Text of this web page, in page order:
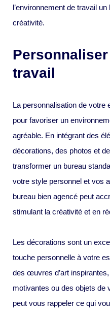
l’environnement de travail
créativité.
travail
La personnalisation de votre
pour favoriser un
agréable. En intégrant des
décorations, des photos et
transformer un bureau
votre style personnel et vos
bureau bien agencé peut
stimulant la créativité et en
Les décorations sont un
touche personnelle à votre
des œuvres d’art
motivantes ou des objets de
peut vous rappeler ce qui